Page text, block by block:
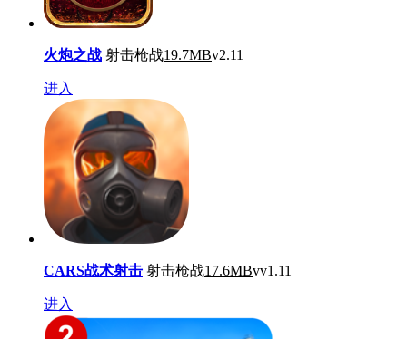
火炮之战 射击枪战19.7MBv2.11
进入
CARS战术射击 射击枪战17.6MBvv1.11
进入